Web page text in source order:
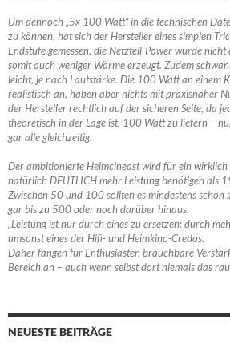
Um dennoch „5x 100 Watt“ in die technischen
zu können, hat sich der Hersteller eines simplen
Endstufe gemessen, die Netzteil-Power wurde
somit auch weniger Wärme erzeugt. Zudem
leicht, je nach Lautstärke. Die 100 Watt an einem
realistisch an, haben aber nichts mit praxisnaher
der Hersteller rechtlich auf der sicheren Seite, da
theoretisch in der Lage ist, 100 Watt zu liefern –
gar alle gleichzeitig.
Der ambitionierte Heimcineast wird für ein wirklich
natürlich DEUTLICH mehr Leistung benötigen als
Zwischen 50 und 100 sollten es mindestens schon
gar bis zu 500 oder noch darüber hinaus.
„Leistung ist nur durch eines zu ersetzen: durch
umsonst eines der Hifi- und Heimkino-Credos.
Daher fangen für Enthusiasten brauchbare
Bereich an – auch wenn selbst dort niemals das
NEUESTE BEITRÄGE